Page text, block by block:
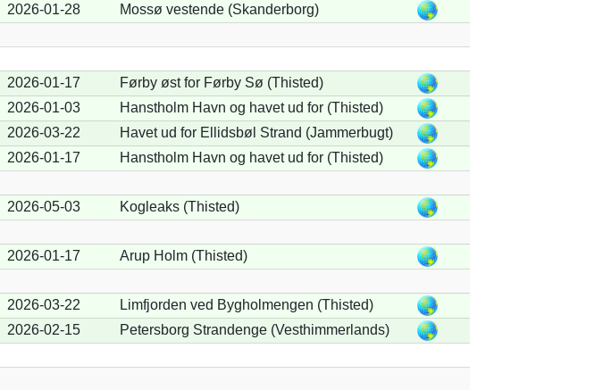
2026-01-28
Mossø vestende (Skanderborg)
2026-01-17
Førby øst for Førby Sø (Thisted)
2026-01-03
Hanstholm Havn og havet ud for (Thisted)
2026-03-22
Havet ud for Ellidsbøl Strand (Jammerbugt)
2026-01-17
Hanstholm Havn og havet ud for (Thisted)
2026-05-03
Kogleaks (Thisted)
2026-01-17
Arup Holm (Thisted)
2026-03-22
Limfjorden ved Bygholmengen (Thisted)
2026-02-15
Petersborg Strandenge (Vesthimmerlands)